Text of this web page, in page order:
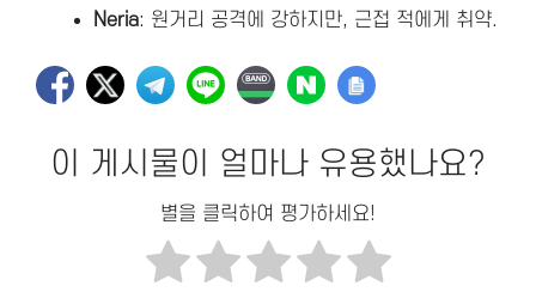
Neria: 원거리 공격에 강하지만, 근접 적에게 취약.
이 게시물이 얼마나 유용했나요?
별을 클릭하여 평가하세요!